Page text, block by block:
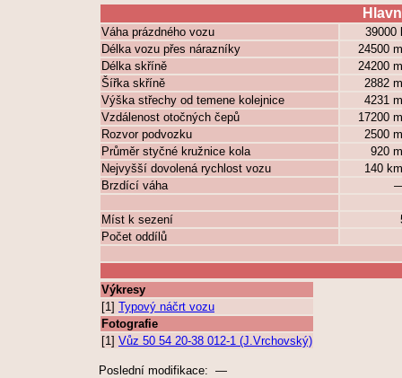
Váha prázdného vozu
39000
Délka vozu přes nárazníky
24500
Délka skříně
24200
Šířka skříně
2882
Výška střechy od temene kolejnice
4231
Vzdálenost otočných čepů
17200
Rozvor podvozku
2500
Průměr styčné kružnice kola
920
Nejvyšší dovolená rychlost vozu
140
Brzdící váha
Míst k sezení
Počet oddílů
Výkresy
[1] Typový náčrt vozu
Fotografie
[1] Vůz 50 54 20-38 012-1 (J.Vrchovský)
Poslední modifikace: —